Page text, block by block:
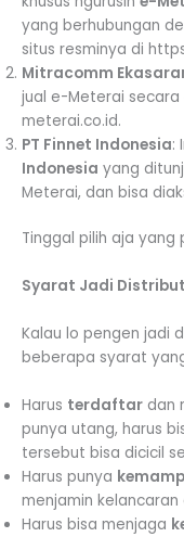
yang berhubungan
situs resminya di
Mitracomm
jual e-Meterai
meterai.co.id.
PT Finnet Indonesia:
Indonesia yang
Meterai, dan bisa
Tinggal pilih aja yang
Syarat Jadi
Kalau lo pengen jadi
beberapa syarat
Harus terdaftar dan
punya utang, harus
tersebut bisa dicicil
Harus punya
menjamin
Harus bisa menjaga